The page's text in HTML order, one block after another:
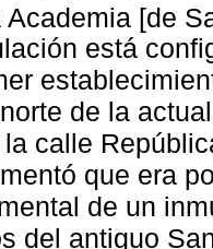
[de
está
de la
calle
que era
de un
del antiguo